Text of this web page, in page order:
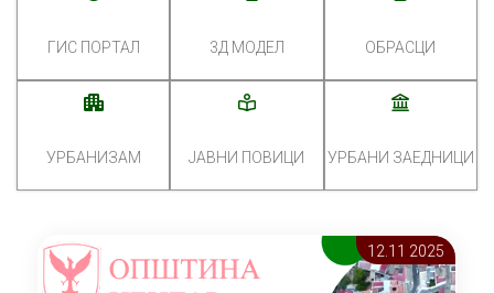
ГИС ПОРТАЛ 3Д МОДЕЛ ОБРАСЦИ
УРБАНИЗАМ ЈАВНИ ПОВИЦИ УРБАНИ ЗАЕДНИЦИ
12.11 2025